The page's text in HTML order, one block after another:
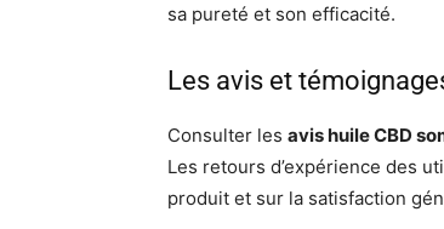
sa pureté et son efficacité.
Les avis et
Consulter les avis huile CBD
Les retours d’expérience des
produit et sur la satisfaction